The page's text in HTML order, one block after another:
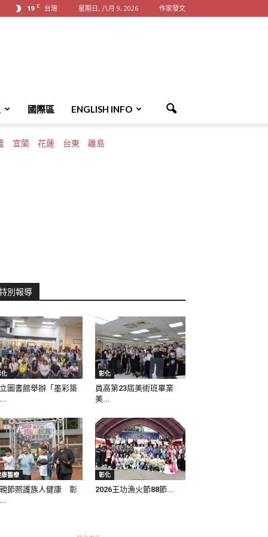
19 C 台灣 星期日, 八月 9, 2026 作家發文
國際區 ENGLISH INFO
宜蘭 花蓮 台東 離島
別報導
圖書館舉辦「墨彩築
彰化
員高第23屆美術班畢業
美...
醫療
節照護族人健康 彰
彰化
2026王功漁火節88節...